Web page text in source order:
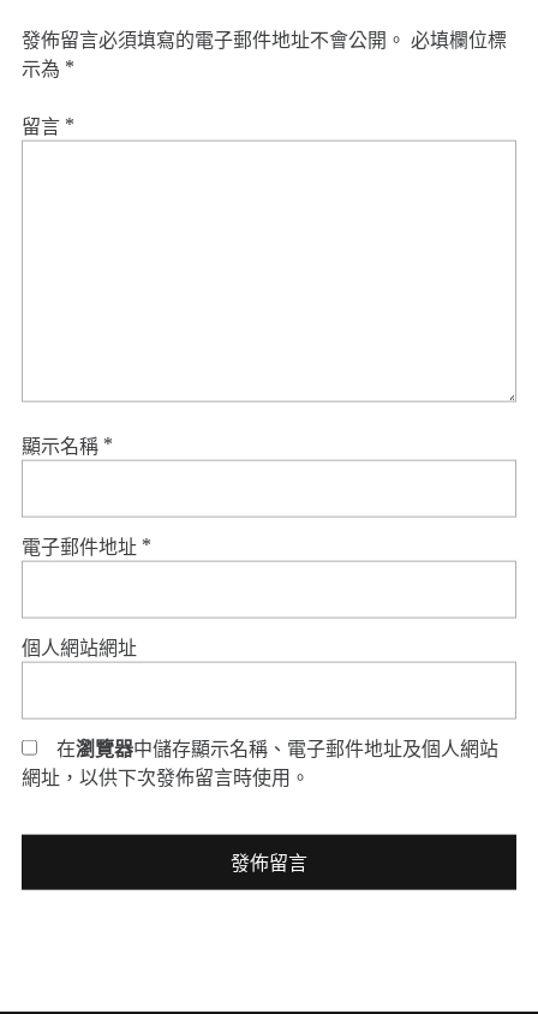
發佈留言必須填寫的電子郵件地址不會公開。 必填欄位標
示為 *
留言 *
顯示名稱 *
電子郵件地址 *
個人網站網址
在瀏覽器中儲存顯示名稱、電子郵件地址及個人網站
網址，以供下次發佈留言時使用。